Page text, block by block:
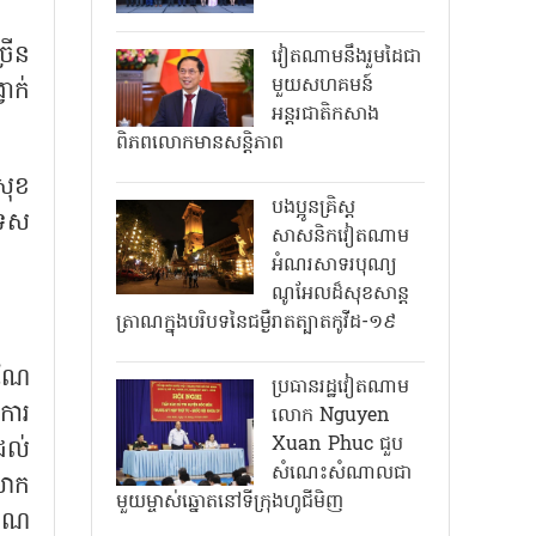
ន
ក់
ខ
ស
ែ
រ
ល់
ក
ណ
វៀតណាមនឹងរួមដៃជា
មួយសហគមន៍
អន្តរជាតិកសាង
ពិភពលោកមានសន្តិភាព
បងប្អូនគ្រិស្ត
សាសនិកវៀតណាម
អំណរសាទរបុណ្យ
ណូអែលដ៏សុខសាន្ត
ត្រាណក្នុងបរិបទនៃជម្ងឺរាតត្បាតកូវីដ-១៩
ប្រធានរដ្ឋវៀតណាម
លោក Nguyen
Xuan Phuc ជួប
សំណេះសំណាលជា
មួយម្ចាស់ឆ្នោតនៅទីក្រុងហូជីមិញ